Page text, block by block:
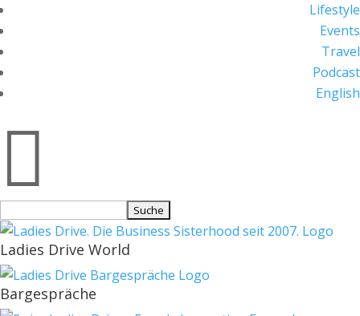
Lifestyle
Events
Travel
Podcast
English

nach:
Ladies Drive World
Bargespräche